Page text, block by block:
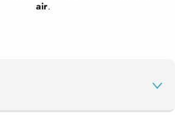
air.
favoris